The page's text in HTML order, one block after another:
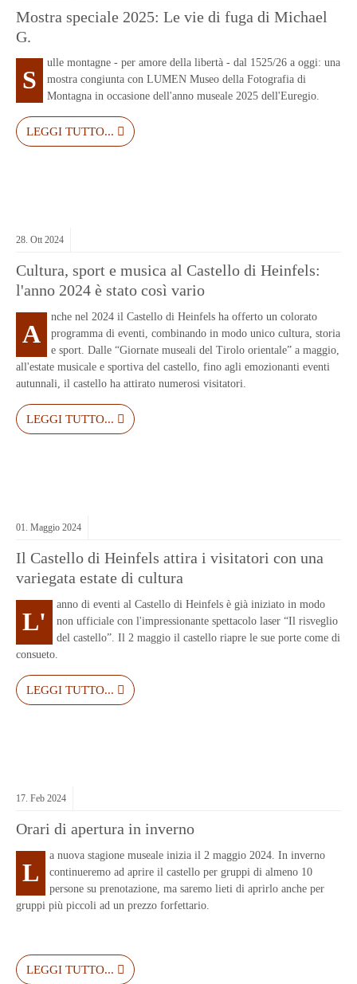
Mostra speciale 2025: Le vie di fuga di Michael
G.
S
ulle montagne - per amore della libertà - dal 1525/26 a oggi: una
mostra congiunta con LUMEN Museo della Fotografia di
Montagna in occasione dell'anno museale 2025 dell'Euregio.
LEGGI TUTTO...
28. Ott 2024
Cultura, sport e musica al Castello di Heinfels:
l'anno 2024 è stato così vario
A
nche nel 2024 il Castello di Heinfels ha offerto un colorato
programma di eventi, combinando in modo unico cultura, storia
e sport. Dalle “Giornate museali del Tirolo orientale” a maggio,
all'estate musicale e sportiva del castello, fino agli emozionanti eventi
autunnali, il castello ha attirato numerosi visitatori.
LEGGI TUTTO...
01. Maggio 2024
Il Castello di Heinfels attira i visitatori con una
variegata estate di cultura
L'
anno di eventi al Castello di Heinfels è già iniziato in modo
non ufficiale con l'impressionante spettacolo laser “Il risveglio
del castello”. Il 2 maggio il castello riapre le sue porte come di
consueto.
LEGGI TUTTO...
17. Feb 2024
Orari di apertura in inverno
L
a nuova stagione museale inizia il 2 maggio 2024. In inverno
continueremo ad aprire il castello per gruppi di almeno 10
persone su prenotazione, ma saremo lieti di aprirlo anche per
gruppi più piccoli ad un prezzo forfettario.
LEGGI TUTTO...